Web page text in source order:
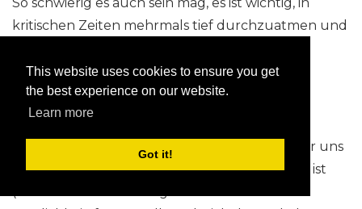
This website uses cookies to ensure you get
the best experience on our website.
Learn more
Got it!
kritischen Zeiten mehrmals tief durchzuatmen und
Es ist hilfreich, sich Ziele zu setzen, um zu
verhindern, dass problematische Situationen
Interventionsplan umzusetzen, der sowohl für uns
als auch für unsere Hunde leicht einzuhalten ist